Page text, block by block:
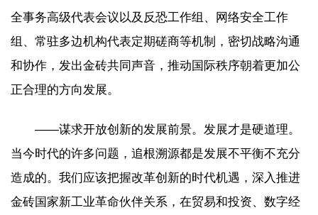
全事务高级代表会议以及反恐工作组、网络安全工作
组、常驻多边机构代表定期磋商等机制，密切战略沟通
和协作，发出金砖共同声音，推动国际秩序朝着更加公
正合理的方向发展。
——谋求开放创新的发展前景。发展才是硬道理。
当今时代的许多问题，追根溯源都是发展不平衡不充分
造成的。我们应该把握改革创新的时代机遇，深入推进
金砖国家新工业革命伙伴关系，在贸易和投资、数字经